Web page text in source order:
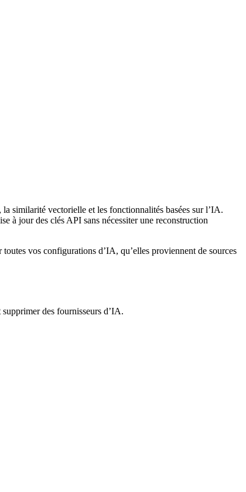
similarité vectorielle et les fonctionnalités basées sur l’IA.
à jour des clés API sans nécessiter une reconstruction
vos configurations d’IA, qu’elles proviennent de sources
des fournisseurs d’IA.